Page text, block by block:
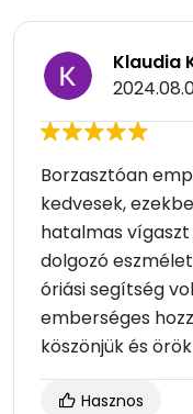
Klaudia
Borzasztóan
kedvesek,
hatalmas
dolgozó
óriási segítség
emberséges
köszönjük és
Hasznos